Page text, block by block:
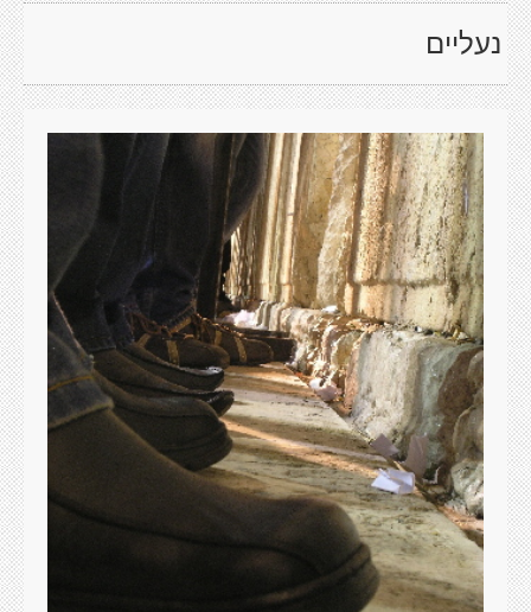
נעליים